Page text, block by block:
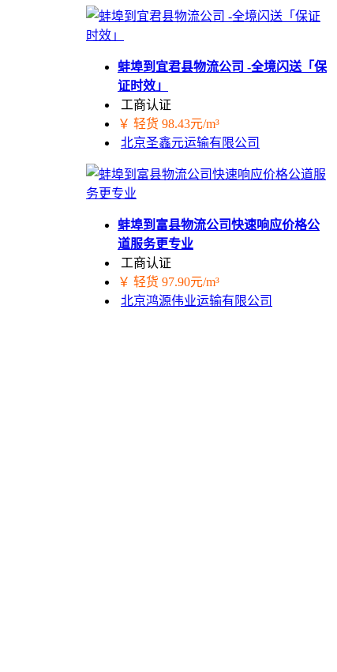
蚌埠到宜君县物流公司 -全境闪送「保
证时效」
工商认证
￥ 轻货 98.43元/m³
北京圣鑫元运输有限公司
蚌埠到富县物流公司快速响应价格公
道服务更专业
工商认证
￥ 轻货 97.90元/m³
北京鸿源伟业运输有限公司